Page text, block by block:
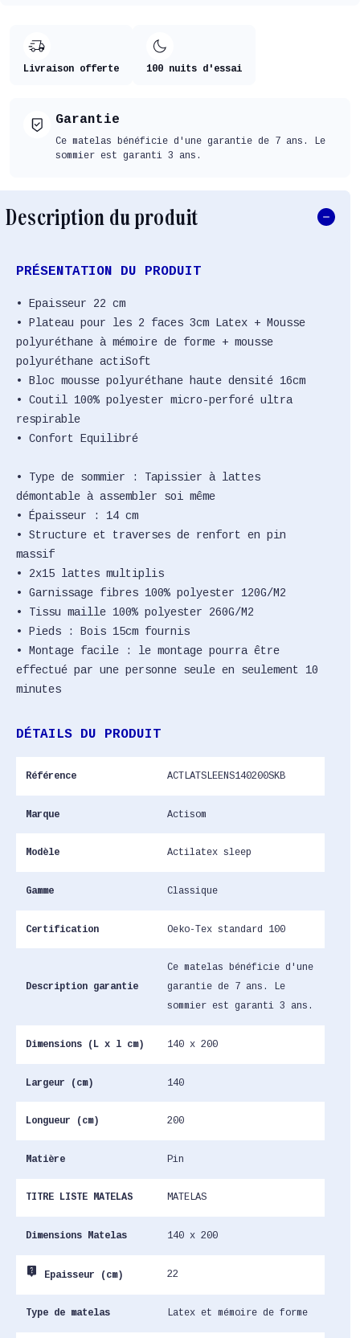
Livraison offerte 100 nuits d'essai
Garantie
Ce matelas bénéficie d'une garantie de 7 ans. Le
sommier est garanti 3 ans.
Description du produit
PRÉSENTATION DU PRODUIT
• Epaisseur 22 cm
• Plateau pour les 2 faces 3cm Latex + Mousse
polyuréthane à mémoire de forme + mousse
polyuréthane actiSoft
• Bloc mousse polyuréthane haute densité 16cm
• Coutil 100% polyester micro-perforé ultra
respirable
• Confort Equilibré
• Type de sommier : Tapissier à lattes
démontable à assembler soi même
• Épaisseur : 14 cm
• Structure et traverses de renfort en pin
massif
• 2x15 lattes multiplis
• Garnissage fibres 100% polyester 120G/M2
• Tissu maille 100% polyester 260G/M2
• Pieds : Bois 15cm fournis
• Montage facile : le montage pourra être
effectué par une personne seule en seulement 10
minutes
DÉTAILS DU PRODUIT
Référence ACTLATSLEENS140200SKB
Marque Actisom
Modèle Actilatex sleep
Gamme Classique
Certification Oeko-Tex standard 100
Description garantie
Ce matelas bénéficie d'une
garantie de 7 ans. Le
sommier est garanti 3 ans.
Dimensions (L x l cm) 140 x 200
Largeur (cm) 140
Longueur (cm) 200
Matière Pin
TITRE LISTE MATELAS MATELAS
Dimensions Matelas 140 x 200
live_help Epaisseur (cm) 22
Type de matelas Latex et mémoire de forme